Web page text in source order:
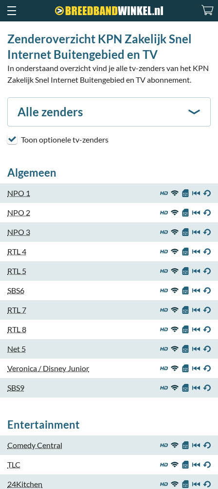
Zenderoverzicht KPN Zakelijk Snel
Internet Buitengebied en TV
In onderstaand overzicht vind je alle tv-zenders van het KPN
Zakelijk Snel Internet Buitengebied en TV abonnement.
Alle zenders
Toon optionele tv-zenders
Algemeen
NPO 1
NPO 2
NPO 3
RTL 4
RTL 5
SBS6
RTL 7
RTL 8
Net 5
Veronica / Disney Junior
SBS9
Entertainment
Comedy Central
TLC
24Kitchen